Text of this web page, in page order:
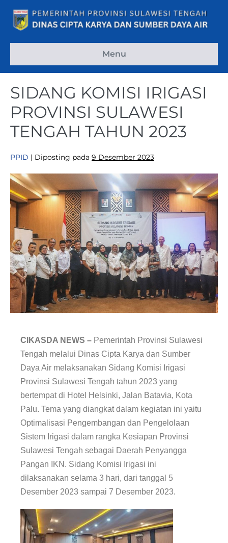
Menu
SIDANG KOMISI IRIGASI
PROVINSI SULAWESI
TENGAH TAHUN 2023
PPID | Diposting pada 9 Desember 2023
CIKASDA NEWS – Pemerintah Provinsi Sulawesi
Tengah melalui Dinas Cipta Karya dan Sumber
Daya Air melaksanakan Sidang Komisi Irigasi
Provinsi Sulawesi Tengah tahun 2023 yang
bertempat di Hotel Helsinki, Jalan Batavia, Kota
Palu. Tema yang diangkat dalam kegiatan ini yaitu
Optimalisasi Pengembangan dan Pengelolaan
Sistem Irigasi dalam rangka Kesiapan Provinsi
Sulawesi Tengah sebagai Daerah Penyangga
Pangan IKN. Sidang Komisi Irigasi ini
dilaksanakan selama 3 hari, dari tanggal 5
Desember 2023 sampai 7 Desember 2023.